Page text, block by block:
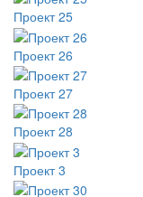
Проект 25
Проект 26
Проект 27
Проект 28
Проект 3